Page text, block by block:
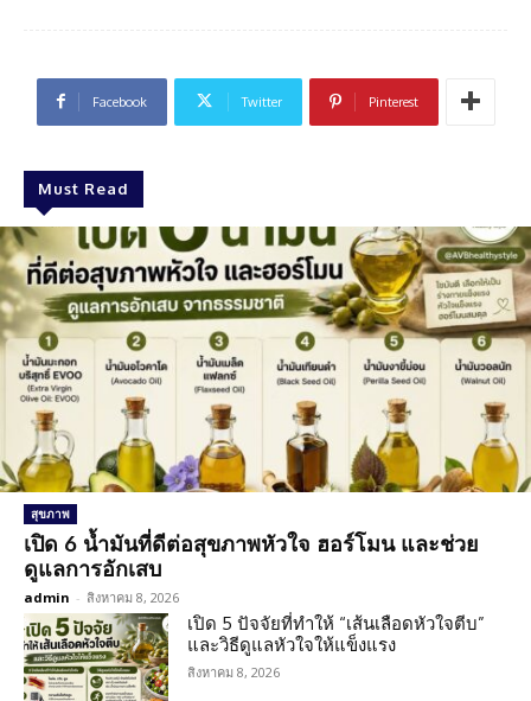
Facebook Twitter Pinterest
Must Read
สุขภาพ
เปิด 6 น้ำมันที่ดีต่อสุขภาพหัวใจ ฮอร์โมน และช่วย
ดูแลการอักเสบ
admin - สิงหาคม 8, 2026
เปิด 5 ปัจจัยที่ทำให้ “เส้นเลือดหัวใจตีบ”
และวิธีดูแลหัวใจให้แข็งแรง
สิงหาคม 8, 2026